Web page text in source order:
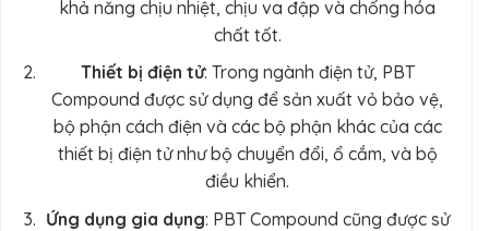
khả năng chịu nhiệt, chịu va đập và chống hóa
chất tốt.
Thiết bị điện tử: Trong ngành điện tử, PBT
Compound được sử dụng để sản xuất vỏ bảo vệ,
bộ phận cách điện và các bộ phận khác của các
thiết bị điện tử như bộ chuyển đổi, ổ cắm, và bộ
điều khiển.
Ứng dụng gia dụng: PBT Compound cũng được sử